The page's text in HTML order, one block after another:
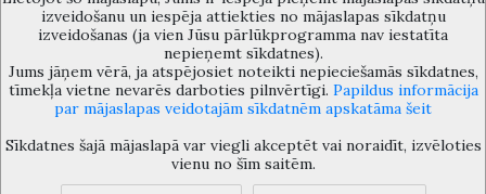
Музей объединения культурных учереждений Рижского
самоуправления «Рижский центр югендстиля», улица Альберта 12,
Рига, LV 1010, Латвия (дверной код: 12), jugendstils@riga.lv
izveidošanu un iespēja attiekties no mājaslapas sīkdatņu
izveidošanas (ja vien Jūsu pārlūkprogramma nav iestatīta
nepieņemt sīkdatnes).
Jums jāņem vērā, ja atspējosiet noteikti nepieciešamās sīkdatnes,
tīmekļa vietne nevarēs darboties pilnvērtīgi. Papildus informācija
par mājaslapas veidotajām sīkdatnēm apskatāma šeit
Sīkdatnes šajā mājaslapā var viegli akceptēt vai noraidīt, izvēloties
vienu no šīm saitēm.